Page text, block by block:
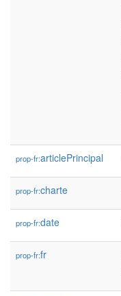
prop-fr:articlePrincipal
prop-fr:charte
prop-fr:date
prop-fr:fr